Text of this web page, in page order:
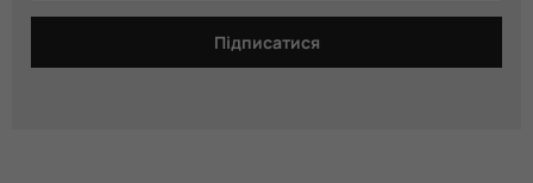
Підписатися